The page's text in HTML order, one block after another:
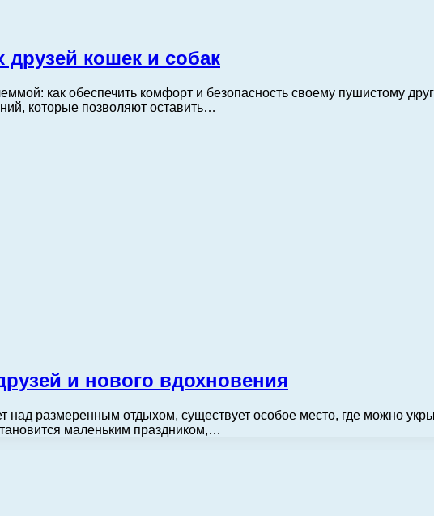
кошек и собак
как обеспечить комфорт и безопасность своему пушистому
которые позволяют оставить…
и нового вдохновения
размеренным отдыхом, существует особое место, где можно
маленьким праздником,…